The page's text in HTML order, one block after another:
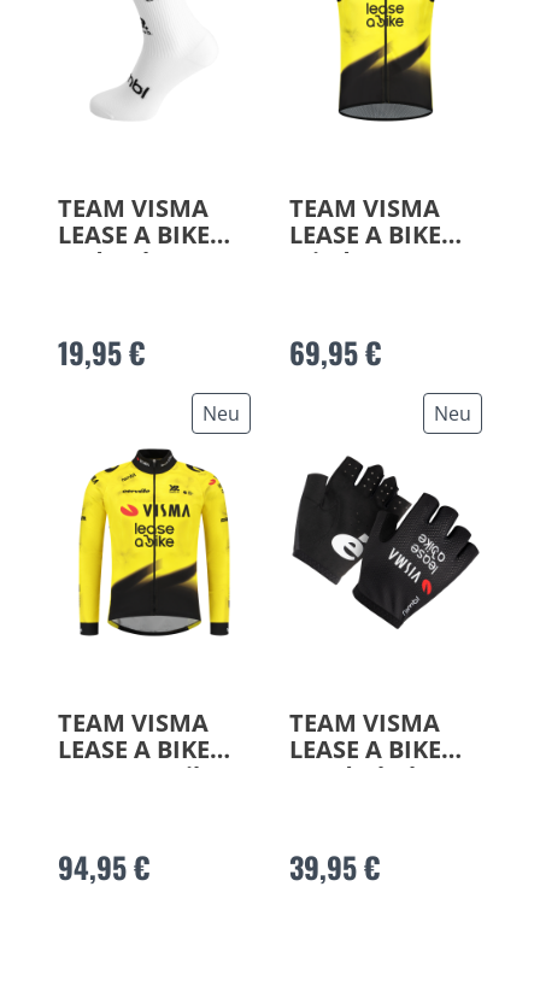
TEAM VISMA
LEASE A BIKE
Radsocken 2026
19,95 €
TEAM VISMA
LEASE A BIKE
Windweste 2026
69,95 €
Neu
TEAM VISMA
LEASE A BIKE
Langarmtrikot
94,95 €
Neu
TEAM VISMA
LEASE A BIKE
Handschuhe
39,95 €